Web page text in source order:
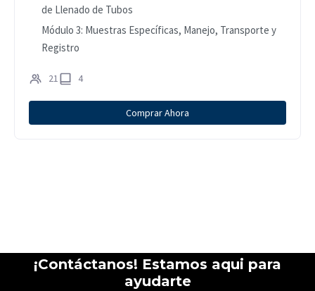
de Llenado de Tubos
Módulo 3: Muestras Específicas, Manejo, Transporte y
Registro
21 4
Comprar Ahora
¡Contáctanos! Estamos aqui para
ayudarte